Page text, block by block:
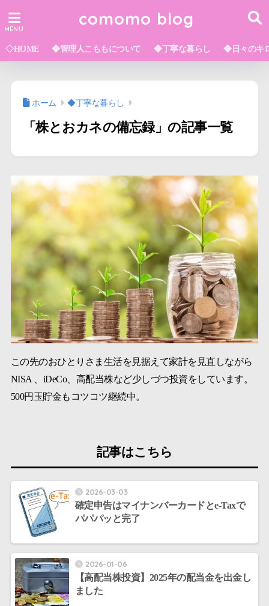
comomo blog
◇HOME ◆管理人こももについて ◆丁寧な暮らし ◆日々のキ
ホーム ◆丁寧な暮らし
「株とおカネの備忘録」の記事一覧
この先のおひとりさま生活を見据えて家計を見直しながら
NISA 、iDeCo、高配当株など少しづつ投資をしています。
500円玉貯金もコツコツ継続中。
記事はこちら
2026-03-03
確定申告はマイナンバーカードとe-Taxで
パパパッと完了
2026-01-06
【高配当株投資】2025年の配当金を出金し
ました